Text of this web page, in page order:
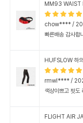
MM93 WAIST
chow**** /
빠른배송 감사합
HUFSLOW 하
rmwl**** /
색상이쁘고 핏도
FLIGHT AIR